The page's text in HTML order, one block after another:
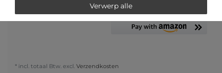
of
* incl. totaal Btw. excl. Verzendkosten
Verwerp alle